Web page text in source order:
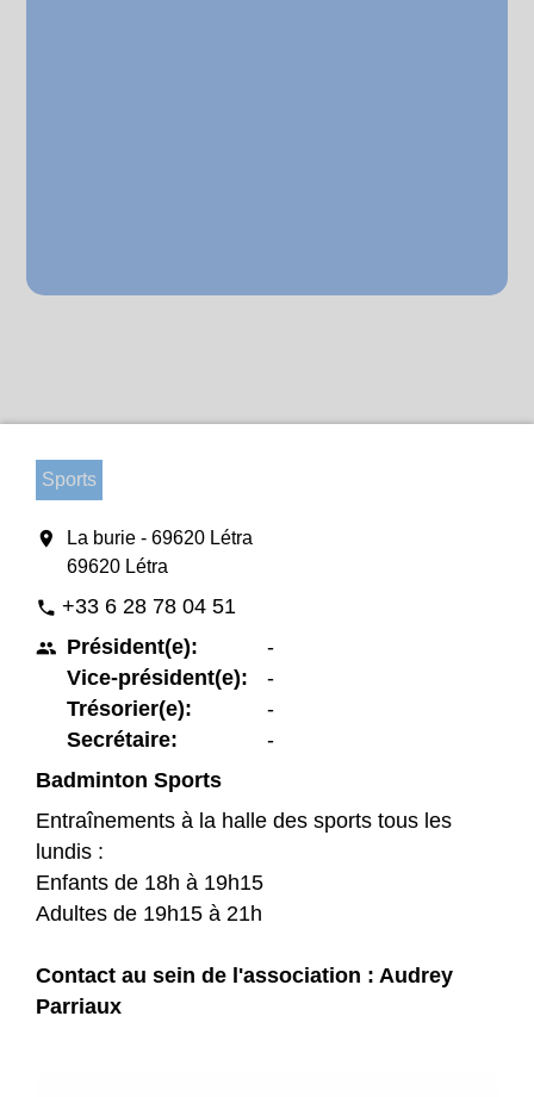
Sports
location_on
La burie - 69620 Létra
69620 Létra
phone +33 6 28 78 04 51
people Président(e):
Vice-président(e):
Trésorier(e):
Secrétaire:
-
-
-
-
Badminton Sports
Entraînements à la halle des sports tous les
lundis :
Enfants de 18h à 19h15
Adultes de 19h15 à 21h
Contact au sein de l'association : Audrey
Parriaux